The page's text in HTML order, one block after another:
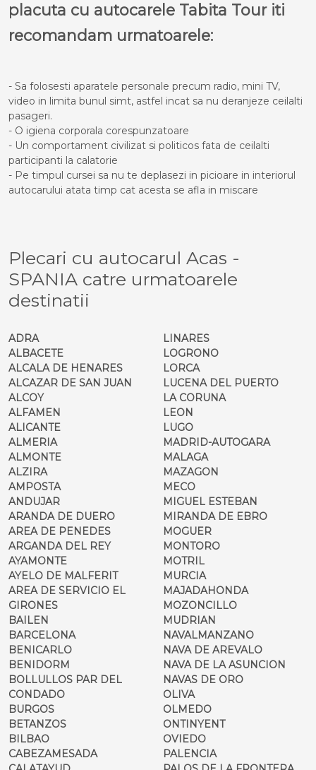
placuta cu autocarele Tabita Tour iti
recomandam urmatoarele:
- Sa folosesti aparatele personale precum radio, mini TV,
video in limita bunul simt, astfel incat sa nu deranjeze ceilalti
pasageri.
- O igiena corporala corespunzatoare
- Un comportament civilizat si politicos fata de ceilalti
participanti la calatorie
- Pe timpul cursei sa nu te deplasezi in picioare in interiorul
autocarului atata timp cat acesta se afla in miscare
Plecari cu autocarul Acas -
SPANIA catre urmatoarele
destinatii
ADRA
ALBACETE
ALCALA DE HENARES
ALCAZAR DE SAN JUAN
ALCOY
ALFAMEN
ALICANTE
ALMERIA
ALMONTE
ALZIRA
AMPOSTA
ANDUJAR
ARANDA DE DUERO
AREA DE PENEDES
ARGANDA DEL REY
AYAMONTE
AYELO DE MALFERIT
AREA DE SERVICIO EL
GIRONES
BAILEN
BARCELONA
BENICARLO
BENIDORM
BOLLULLOS PAR DEL
CONDADO
BURGOS
BETANZOS
BILBAO
CABEZAMESADA
LINARES
LOGRONO
LORCA
LUCENA DEL PUERTO
LA CORUNA
LEON
LUGO
MADRID-AUTOGARA
MALAGA
MAZAGON
MECO
MIGUEL ESTEBAN
MIRANDA DE EBRO
MOGUER
MONTORO
MOTRIL
MURCIA
MAJADAHONDA
MOZONCILLO
MUDRIAN
NAVALMANZANO
NAVA DE AREVALO
NAVA DE LA ASUNCION
NAVAS DE ORO
OLIVA
OLMEDO
ONTINYENT
OVIEDO
PALENCIA